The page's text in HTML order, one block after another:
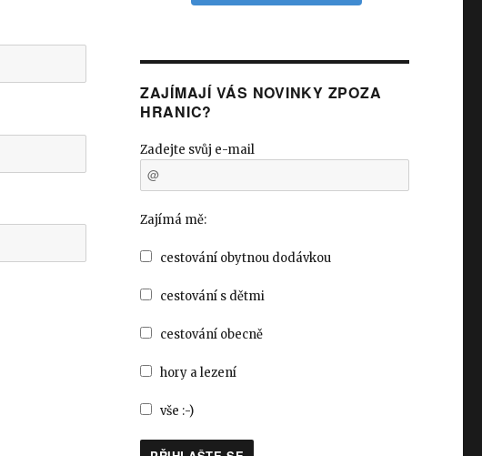
ZAJÍMAJÍ VÁS NOVINKY ZPOZA
HRANIC?
Zadejte svůj e-mail
Zajímá mě:
cestování obytnou dodávkou
cestování s dětmi
cestování obecně
hory a lezení
vše :-)